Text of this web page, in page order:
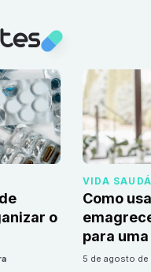
o
VIDA
Como
para
5 de agosto